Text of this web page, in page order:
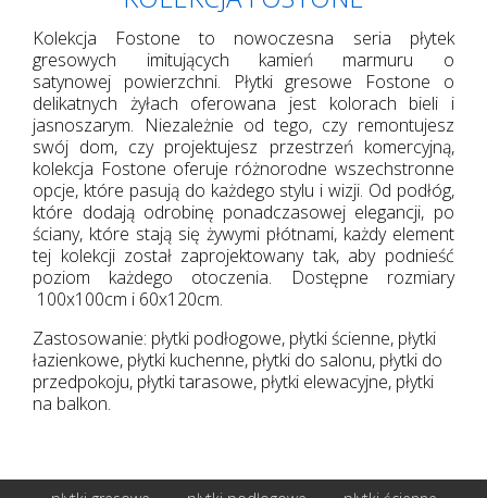
Kolekcja Fostone to nowoczesna seria płytek
gresowych imitujących kamień marmuru o
satynowej powierzchni. Płytki gresowe Fostone o
delikatnych żyłach oferowana jest kolorach bieli i
jasnoszarym. Niezależnie od tego, czy remontujesz
swój dom, czy projektujesz przestrzeń komercyjną,
kolekcja Fostone oferuje różnorodne wszechstronne
opcje, które pasują do każdego stylu i wizji. Od podłóg,
które dodają odrobinę ponadczasowej elegancji, po
ściany, które stają się żywymi płótnami, każdy element
tej kolekcji został zaprojektowany tak, aby podnieść
poziom każdego otoczenia. Dostępne rozmiary
100x100cm i 60x120cm.
Zastosowanie: płytki podłogowe, płytki ścienne, płytki
łazienkowe, płytki kuchenne, płytki do salonu, płytki do
przedpokoju, płytki tarasowe, płytki elewacyjne, płytki
na balkon.